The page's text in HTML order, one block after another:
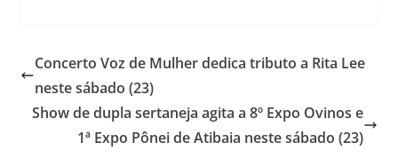
Concerto Voz de Mulher dedica tributo a Rita Lee
neste sábado (23)
Show de dupla sertaneja agita a 8º Expo Ovinos e
1ª Expo Pônei de Atibaia neste sábado (23)